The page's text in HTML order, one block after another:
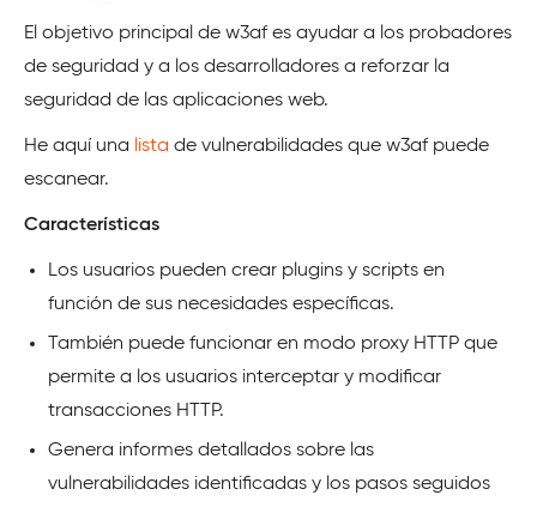
El objetivo principal de w3af es ayudar a los probadores
de seguridad y a los desarrolladores a reforzar la
seguridad de las aplicaciones web.
He aquí una lista de vulnerabilidades que w3af puede
escanear.
Características
Los usuarios pueden crear plugins y scripts en
función de sus necesidades específicas.
También puede funcionar en modo proxy HTTP que
permite a los usuarios interceptar y modificar
transacciones HTTP.
Genera informes detallados sobre las
vulnerabilidades identificadas y los pasos seguidos